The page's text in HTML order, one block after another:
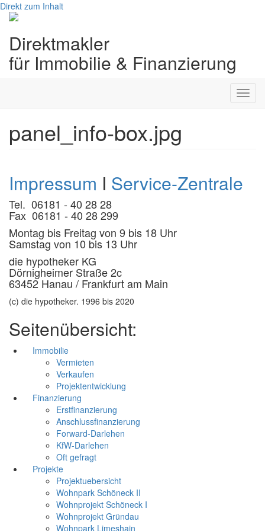
Direkt zum Inhalt
Direktmakler
für Immobilie & Finanzierung
panel_info-box.jpg
Impressum I Service-Zentrale
Tel. 06181 - 40 28 28
Fax 06181 - 40 28 299
Montag bis Freitag von 9 bis 18 Uhr
Samstag von 10 bis 13 Uhr
die hypotheker KG
Dörnigheimer Straße 2c
63452 Hanau / Frankfurt am Main
(c) die hypotheker. 1996 bis 2020
Seitenübersicht:
Immobilie
Vermieten
Verkaufen
Projektentwicklung
Finanzierung
Erstfinanzierung
Anschlussfinanzierung
Forward-Darlehen
KfW-Darlehen
Oft gefragt
Projekte
Projektuebersicht
Wohnpark Schöneck II
Wohnprojekt Schöneck I
Wohnprojekt Gründau
Wohnpark Limeshain